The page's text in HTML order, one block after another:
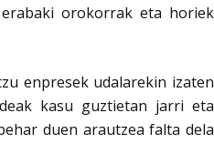
orokorrak eta horiek
enpresek udalarekin izaten
kasu guztietan jarri eta
duen arautzea falta dela